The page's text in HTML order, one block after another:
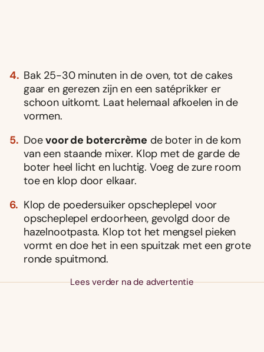
Bak 25-30 minuten in de oven, tot de cakes
gaar en gerezen zijn en een satéprikker er
schoon uitkomt. Laat helemaal afkoelen in de
vormen.
Doevoor de botercrème de boter in de kom
van een staande mixer. Klop met de garde de
boter heel licht en luchtig. Voeg de zure room
toe en klop door elkaar.
Klop de poedersuiker opscheplepel voor
opscheplepel erdoorheen, gevolgd door de
hazelnootpasta. Klop tot het mengsel pieken
vormt en doe het in een spuitzak met een grote
ronde spuitmond.
Lees verder na de advertentie